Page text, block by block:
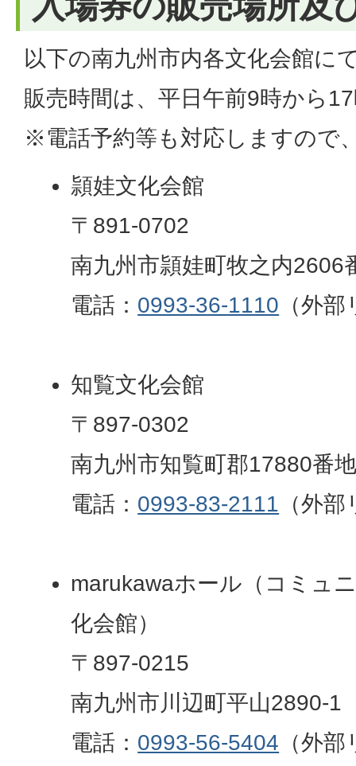
以下の南九州市内各文化会館に
販売時間は、平日午前9時から
※電話予約等も対応しますので
頴娃文化会館
〒891-0702
南九州市頴娃町牧之内2606
電話： 0993-36-1110 （外
知覧文化会館
〒897-0302
南九州市知覧町郡17880番
電話： 0993-83-2111 （外
marukawaホール（コミュ
化会館）
〒897-0215
南九州市川辺町平山2890-1
電話： 0993-56-5404 （外